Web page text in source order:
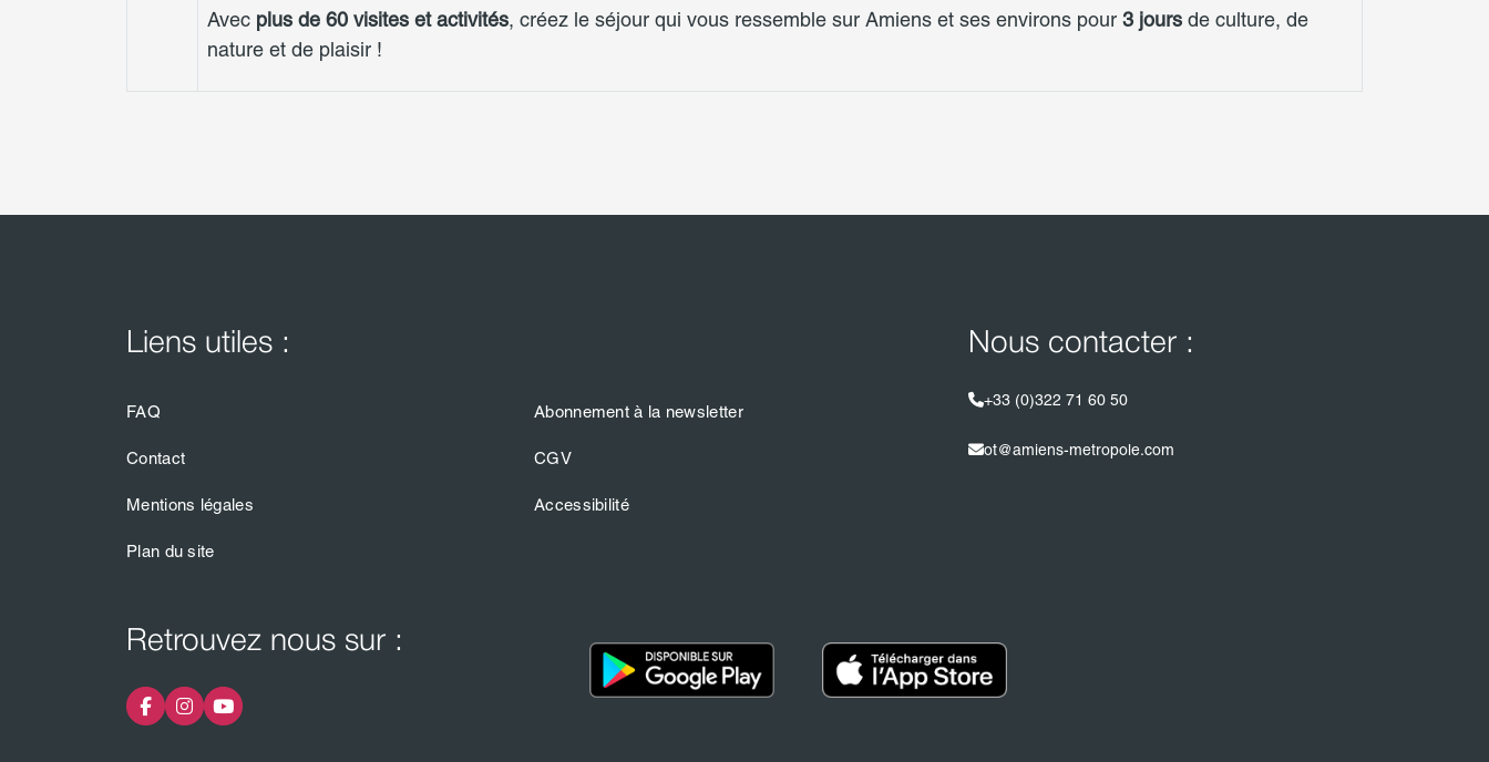
Avec plus de 60 visites et activités, créez le séjour qui vous ressemble sur Amiens et ses environs pour 3 jours de culture, de
nature et de plaisir !
Liens utiles :
FAQ Abonnement à la newsletter
Contact CGV
Mentions légales Accessibilité
Plan du site
Nous contacter :
+33 (0)322 71 60 50
ot@amiens-metropole.com
Retrouvez nous sur :